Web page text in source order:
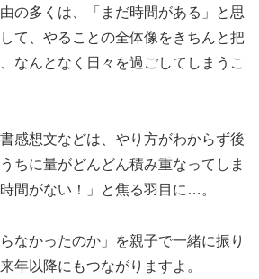
の多くは、「まだ時間がある」と思
て、やることの全体像をきちんと把
なんとなく日々を過ごしてしまうこ
感想文などは、やり方がわからず後
ちに量がどんどん積み重なってしま
間がない！」と焦る羽目に…。
なかったのか」を親子で一緒に振り
年以降にもつながりますよ。